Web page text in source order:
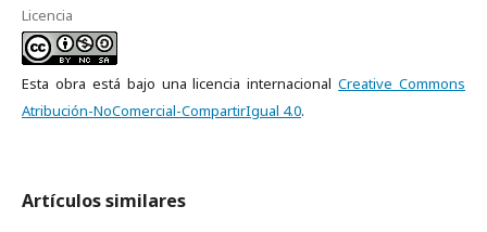
Licencia
Esta obra está bajo una licencia internacionalCreative Commons
Atribución-NoComercial-CompartirIgual 4.0.
Artículos similares